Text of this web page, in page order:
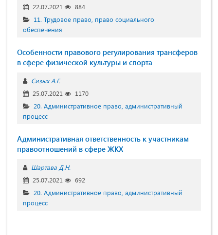
22.07.2021
884
11. Трудовое право, право социального
обеспечения
Особенности правового регулирования трансферов
в сфере физической культуры и спорта
Сизых А.Г.
25.07.2021
1170
20. Административное право, административный
процесс
Административная ответственность к участникам
правоотношений в сфере ЖКХ
Шартава Д.Н.
25.07.2021
692
20. Административное право, административный
процесс